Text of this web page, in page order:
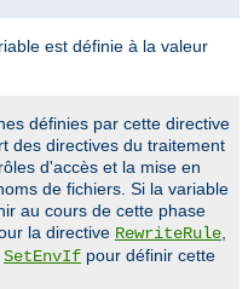
est définie à la valeur
définies par cette directive
des directives du traitement
d'accès et la mise en
de fichiers. Si la variable
au cours de cette phase
la directive RewriteRule
SetEnvIf pour définir cette